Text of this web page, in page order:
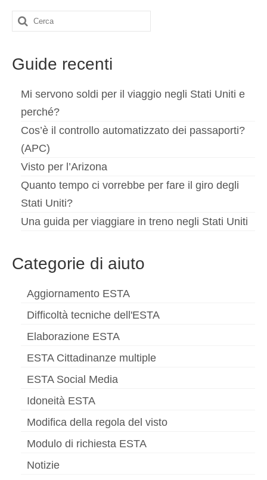
Cerca:
Guide recenti
Mi servono soldi per il viaggio negli Stati Uniti e
perché?
Cos’è il controllo automatizzato dei passaporti?
(APC)
Visto per l’Arizona
Quanto tempo ci vorrebbe per fare il giro degli
Stati Uniti?
Una guida per viaggiare in treno negli Stati Uniti
Categorie di aiuto
Aggiornamento ESTA
Difficoltà tecniche dell'ESTA
Elaborazione ESTA
ESTA Cittadinanze multiple
ESTA Social Media
Idoneità ESTA
Modifica della regola del visto
Modulo di richiesta ESTA
Notizie